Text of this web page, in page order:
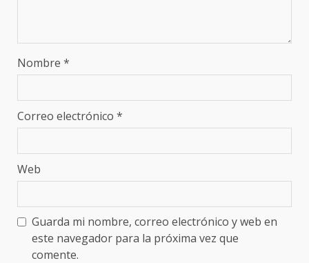
Nombre *
Correo electrónico *
Web
Guarda mi nombre, correo electrónico y web en
este navegador para la próxima vez que
comente.